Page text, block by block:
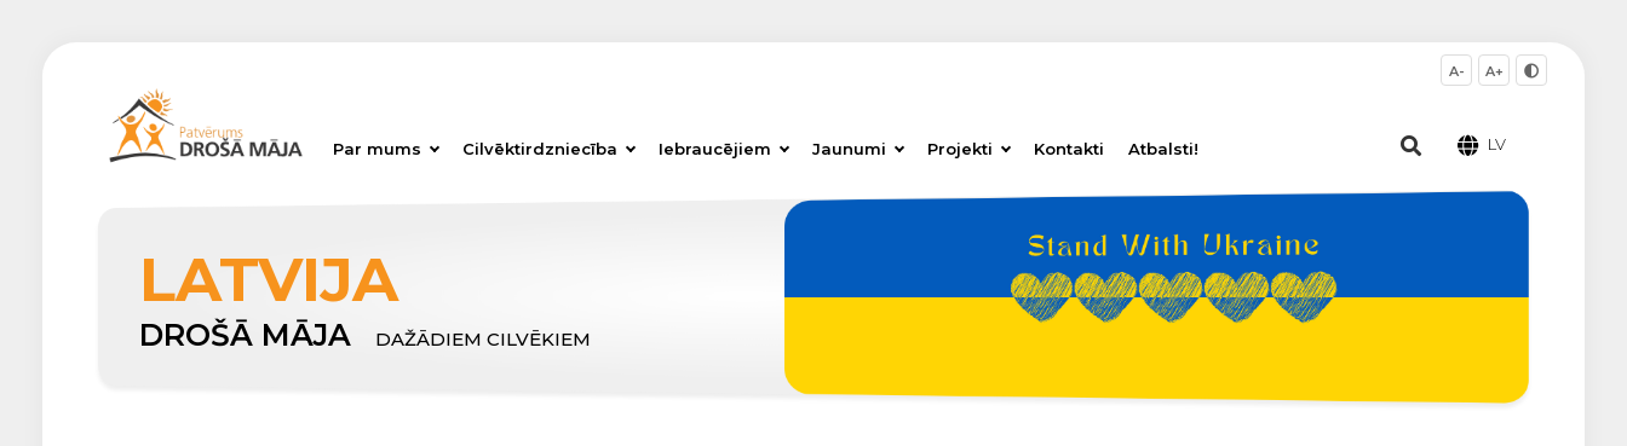
Par mums Cilvēktirdzniecība Iebraucējiem Jaunumi Projekti Kontakti Atbalsti!
A- A+
LV
LATVIJA
DROŠĀ MĀJA DAŽĀDIEM CILVĒKIEM